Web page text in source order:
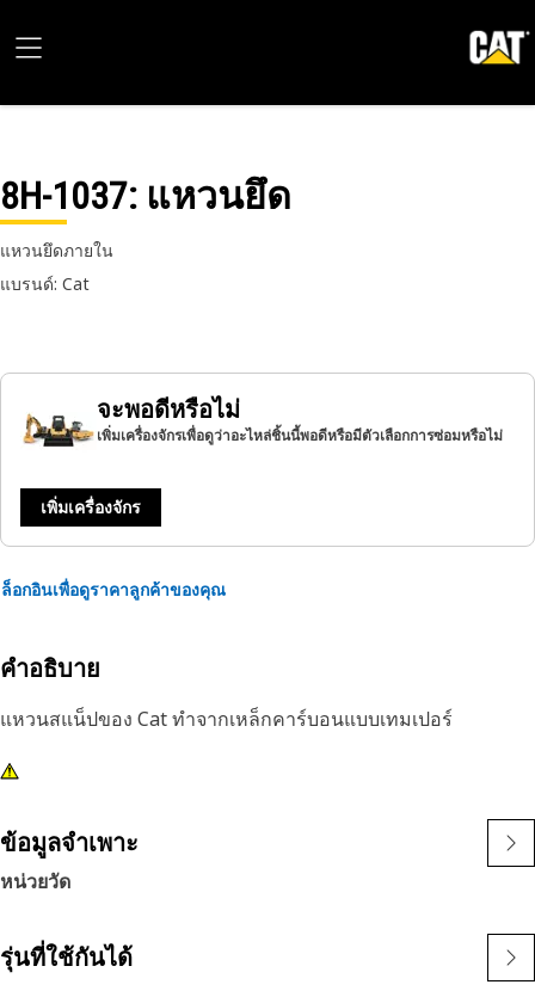
8H-1037: แหวนยึด
แหวนยึดภายใน
แบรนด์: Cat
จะพอดีหรือไม่
เพิ่มเครื่องจักรเพื่อดูว่าอะไหล่ชิ้นนี้พอดีหรือมีตัวเลือกการซ่อมหรือไม่
เพิ่มเครื่องจักร
ล็อกอินเพื่อดูราคาลูกค้าของคุณ
คำอธิบาย
แหวนสแน็ปของ Cat ทำจากเหล็กคาร์บอนแบบเทมเปอร์
ข้อมูลจำเพาะ
หน่วยวัด
รุ่นที่ใช้กันได้